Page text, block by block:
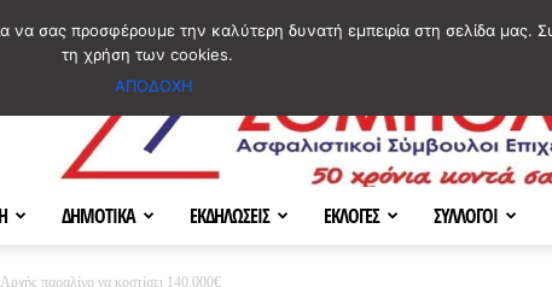
ΔΗΜΟΤΙΚΑ ΕΚΔΗΛΩΣΕΙΣ ΕΚΛΟΓΕΣ ΣΥΛΛΟΓΟΙ
παραλίγο να κοστίσει 140.000€
να σας προσφέρουμε την καλύτερη δυνατή εμπειρία στη σελίδα μας.
τη χρήση των cookies.
ΑΠΟΔΟΧΗ